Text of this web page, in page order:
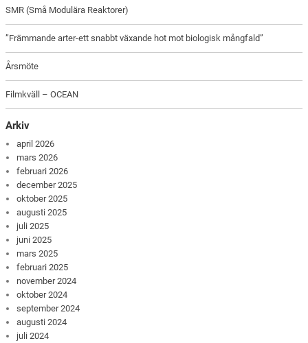
SMR (Små Modulära Reaktorer)
”Främmande arter-ett snabbt växande hot mot biologisk mångfald”
Årsmöte
Filmkväll – OCEAN
Arkiv
april 2026
mars 2026
februari 2026
december 2025
oktober 2025
augusti 2025
juli 2025
juni 2025
mars 2025
februari 2025
november 2024
oktober 2024
september 2024
augusti 2024
juli 2024